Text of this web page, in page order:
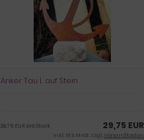
Anker Tau L auf Stein
29,75 EUR
29,75 EUR pro Stück
inkl. 19 % MwSt. zzgl.Versandkosten